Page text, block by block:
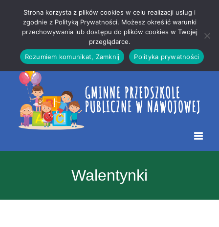
treści
strony
Walentynki
Strona korzysta z plików cookies w celu realizacji usług i
zgodnie z Polityką Prywatności. Możesz określić warunki
przechowywania lub dostępu do plików cookies w Twojej
przeglądarce.
Rozumiem komunikat, Zamknij
Polityka prywatności